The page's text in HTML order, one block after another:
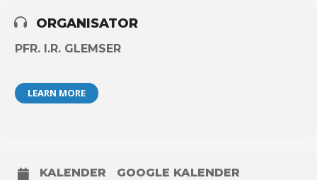
ORGANISATOR
PFR. I.R. GLEMSER
LEARN MORE
KALENDER GOOGLE KALENDER